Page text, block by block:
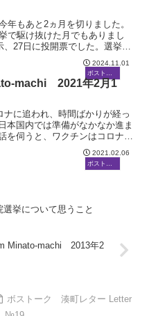
年もあと2ヵ月を切りました。
で駆け抜けた月でもありまし
27日に投開票でした。選挙結
2024.11.01
ボストーク
machi 2021年2月1
に追われ、時間ばかりが経っ
本国内では準備がなかなか進ま
を伺うと、ワクチンはコロナウ
染した場合の重症...
2021.02.06
挙について思うこと
Minato-machi 2013年2
ボストーク 湊町レター Letter